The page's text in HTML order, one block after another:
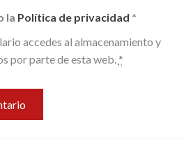
la Política de privacidad *
accedes al almacenamiento y
por parte de esta web. *